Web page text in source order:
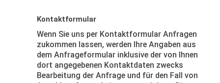
Kontaktformular
Wenn Sie uns per Kontaktformular Anfragen
zukommen lassen, werden Ihre Angaben aus
dem Anfrageformular inklusive der von Ihnen
dort angegebenen Kontaktdaten zwecks
Bearbeitung der Anfrage und für den Fall von